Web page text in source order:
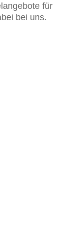
für
bei uns.